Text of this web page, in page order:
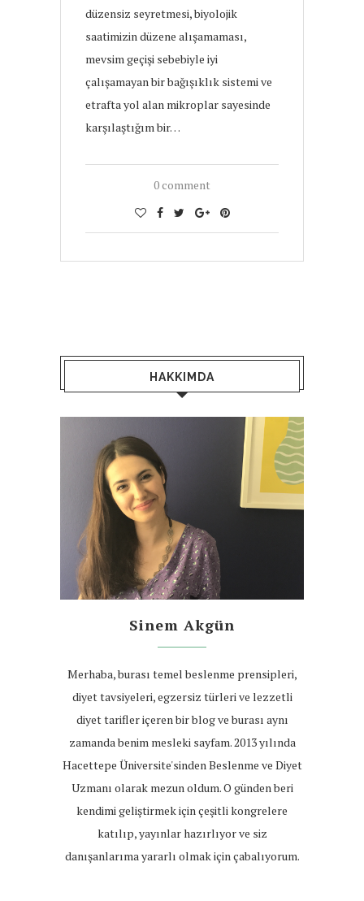
düzensiz seyretmesi, biyolojik
saatimizin düzene alışamaması,
mevsim geçişi sebebiyle iyi
çalışamayan bir bağışıklık sistemi ve
etrafta yol alan mikroplar sayesinde
karşılaştığım bir…
0 comment
HAKKIMDA
Sinem Akgün
Merhaba, burası temel beslenme prensipleri,
diyet tavsiyeleri, egzersiz türleri ve lezzetli
diyet tarifler içeren bir blog ve burası aynı
zamanda benim mesleki sayfam. 2013 yılında
Hacettepe Üniversite'sinden Beslenme ve Diyet
Uzmanı olarak mezun oldum. O günden beri
kendimi geliştirmek için çeşitli kongrelere
katılıp, yayınlar hazırlıyor ve siz
danışanlarıma yararlı olmak için çabalıyorum.